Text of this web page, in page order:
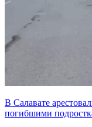
В Салавате
погибшими